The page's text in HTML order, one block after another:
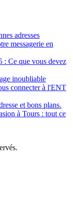
adresses
messagerie en
: Ce que vous devez
inoubliable
connecter à l'ENT
et bons plans.
à Tours : tout ce